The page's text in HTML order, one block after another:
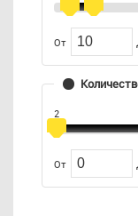
От
2
От